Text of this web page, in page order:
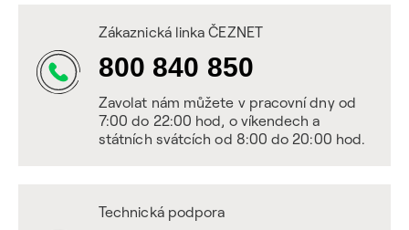
Zákaznická linka ČEZNET
800 840 850
Zavolat nám můžete v pracovní dny od
7:00 do 22:00 hod, o víkendech a
státních svátcích od 8:00 do 20:00 hod.
Technická podpora